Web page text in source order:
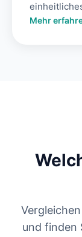
Mehr
und finden